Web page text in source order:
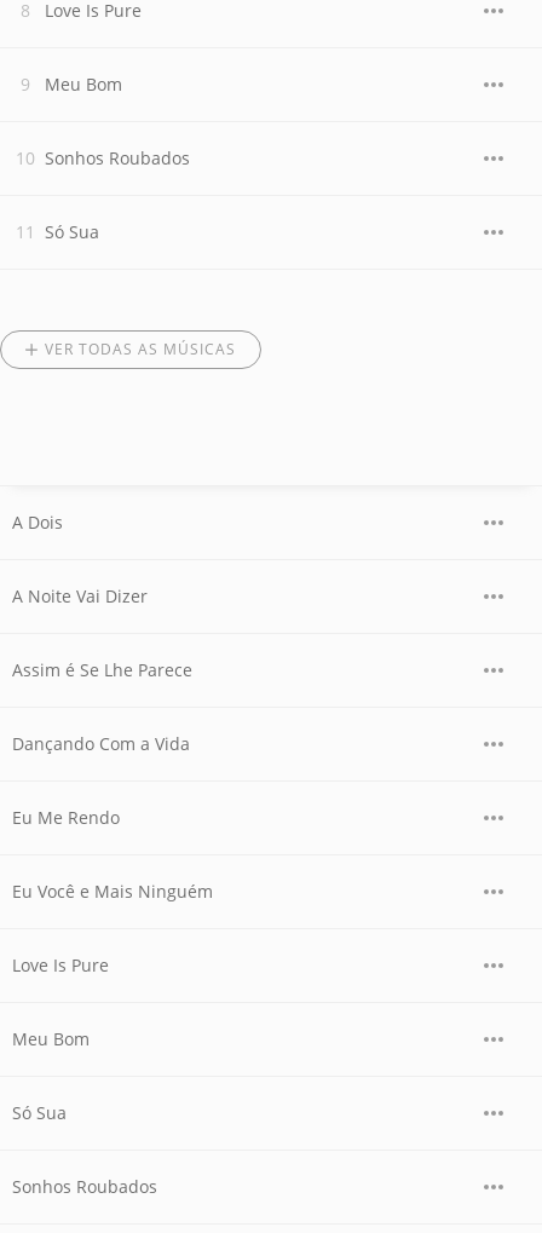
Love Is Pure
Meu Bom
Sonhos Roubados
Só Sua
VER TODAS AS MÚSICAS
A Dois
A Noite Vai Dizer
Assim é Se Lhe Parece
Dançando Com a Vida
Eu Me Rendo
Eu Você e Mais Ninguém
Love Is Pure
Meu Bom
Só Sua
Sonhos Roubados